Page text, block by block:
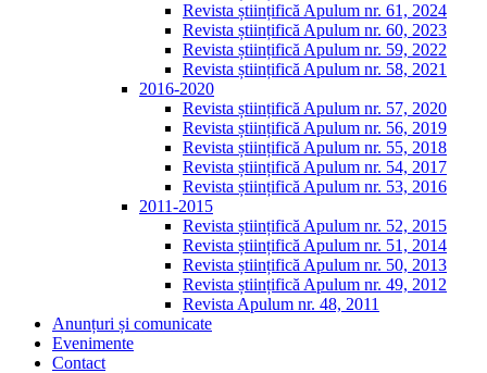
Revista științifică Apulum nr. 61, 2024
Revista științifică Apulum nr. 60, 2023
Revista științifică Apulum nr. 59, 2022
Revista științifică Apulum nr. 58, 2021
2016-2020
Revista științifică Apulum nr. 57, 2020
Revista științifică Apulum nr. 56, 2019
Revista științifică Apulum nr. 55, 2018
Revista științifică Apulum nr. 54, 2017
Revista științifică Apulum nr. 53, 2016
2011-2015
Revista științifică Apulum nr. 52, 2015
Revista științifică Apulum nr. 51, 2014
Revista științifică Apulum nr. 50, 2013
Revista științifică Apulum nr. 49, 2012
Revista Apulum nr. 48, 2011
Anunțuri și comunicate
Evenimente
Contact